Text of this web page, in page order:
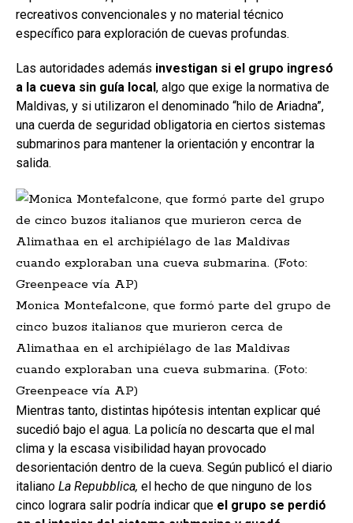
recreativos convencionales y no material técnico
específico para exploración de cuevas profundas.
Las autoridades además investigan si el grupo ingresó
a la cueva sin guía local , algo que exige la normativa de
Maldivas, y si utilizaron el denominado “hilo de Ariadna”,
una cuerda de seguridad obligatoria en ciertos sistemas
submarinos para mantener la orientación y encontrar la
salida.
Monica Montefalcone, que formó parte del grupo de
cinco buzos italianos que murieron cerca de
Alimathaa en el archipiélago de las Maldivas
cuando exploraban una cueva submarina. (Foto:
Greenpeace vía AP)
Mientras tanto, distintas hipótesis intentan explicar qué
sucedió bajo el agua. La policía no descarta que el mal
clima y la escasa visibilidad hayan provocado
desorientación dentro de la cueva. Según publicó el diario
italiano La Repubblica, el hecho de que ninguno de los
cinco lograra salir podría indicar que el grupo se perdió